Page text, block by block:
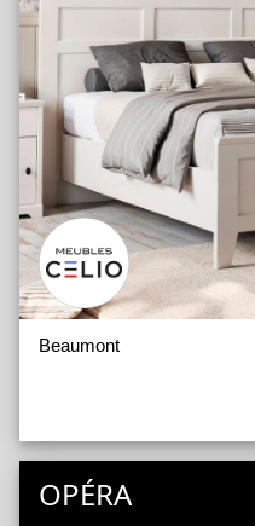
Beaumont
OPÉRA